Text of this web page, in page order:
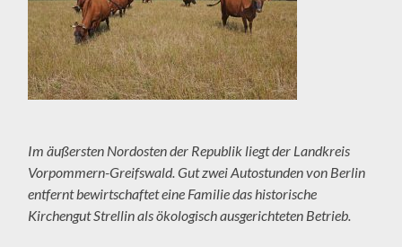
Im äußersten Nordosten der Republik liegt der Landkreis
Vorpommern-Greifswald. Gut zwei Autostunden von Berlin
entfernt bewirtschaftet eine Familie das historische
Kirchengut Strellin als ökologisch ausgerichteten Betrieb.